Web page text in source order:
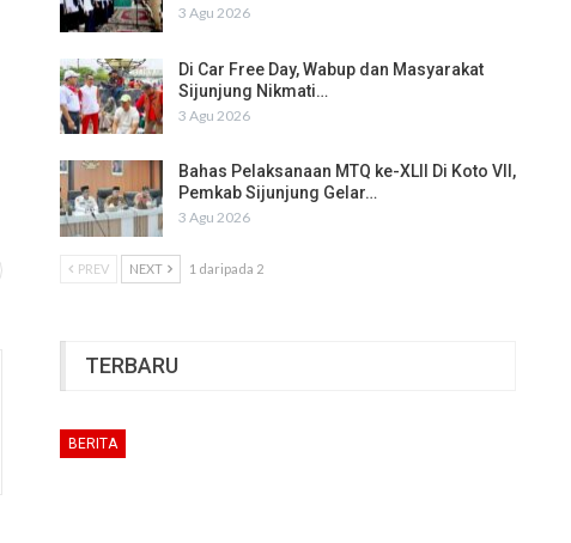
3 Agu 2026
Di Car Free Day, Wabup dan Masyarakat
Sijunjung Nikmati…
3 Agu 2026
Bahas Pelaksanaan MTQ ke-XLII Di Koto VII,
Pemkab Sijunjung Gelar…
3 Agu 2026
PREV NEXT 1 daripada 2
TERBARU
BERITA